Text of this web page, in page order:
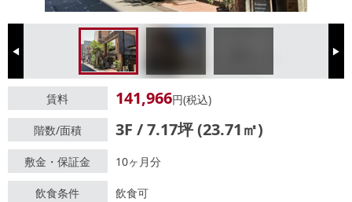
Previous Next
賃料 141,966円(税込)
階数/面積 3F / 7.17坪 (23.71㎡)
敷金・保証金 10ヶ月分
飲食条件 飲食可